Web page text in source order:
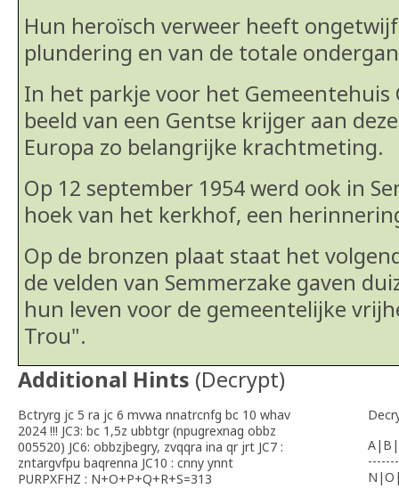
Hun heroïsch verweer heeft
plundering en van de totale
In het parkje voor het
beeld van een Gentse krijger aan
Europa zo belangrijke krachtmeting.
Op 12 september 1954 werd ook in
hoek van het kerkhof, een
Op de bronzen plaat staat het
de velden van Semmerzake gaven
hun leven voor de gemeentelijke
Trou".
Additional Hints (Decrypt)
Bctryrg jc 5 ra jc 6 mvwa nnatrcnfg bc 10 whav
2024 !!! JC3: bc 1,5z ubbtgr (npugrexnag obbz
005520) JC6: obbzjbegry, zvqqra ina qr jrt JC7 :
zntargvfpu baqrenna JC10 : cnny ynnt
PURPXFHZ : N+O+P+Q+R+S=313